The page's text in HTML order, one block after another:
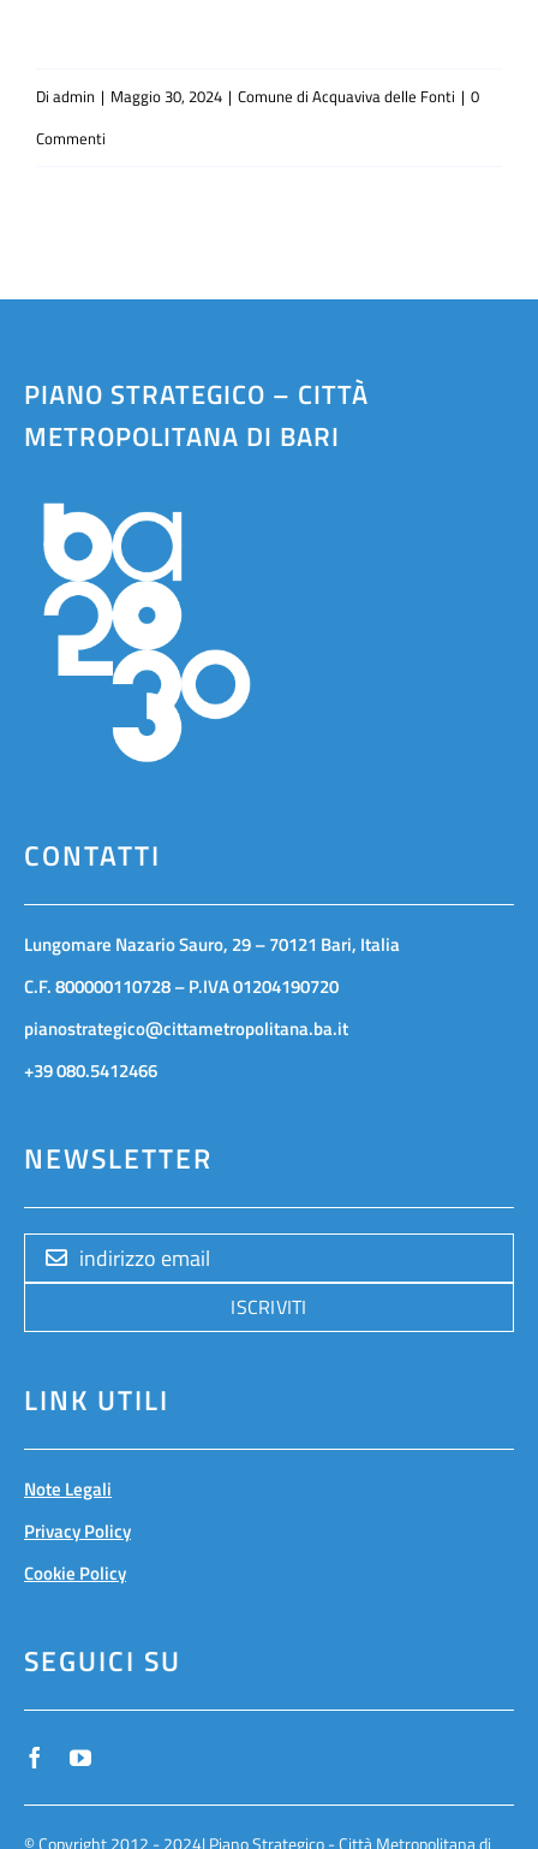
Di admin | Maggio 30, 2024 | Comune di Acquaviva delle Fonti | 0
Commenti
PIANO STRATEGICO – CITTÀ
METROPOLITANA DI BARI
CONTATTI
Lungomare Nazario Sauro, 29 – 70121 Bari, Italia
C.F. 800000110728 – P.IVA 01204190720
pianostrategico@cittametropolitana.ba.it
+39 080.5412466
NEWSLETTER
ISCRIVITI
LINK UTILI
Note Legali
Privacy Policy
Cookie Policy
SEGUICI SU
© Copyright 2012 - 2024| Piano Strategico - Città Metropolitana di